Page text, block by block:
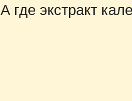
А где экстракт